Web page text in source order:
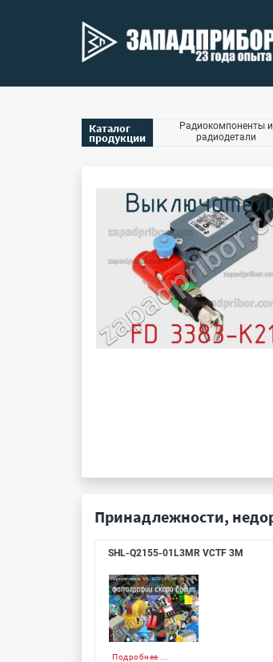
Каталог
продукции
Радиокомпоненты и
радиодетали
Принадлежности,
SHL-Q2155-01L3MR VCTF 3M
Подробнее ...